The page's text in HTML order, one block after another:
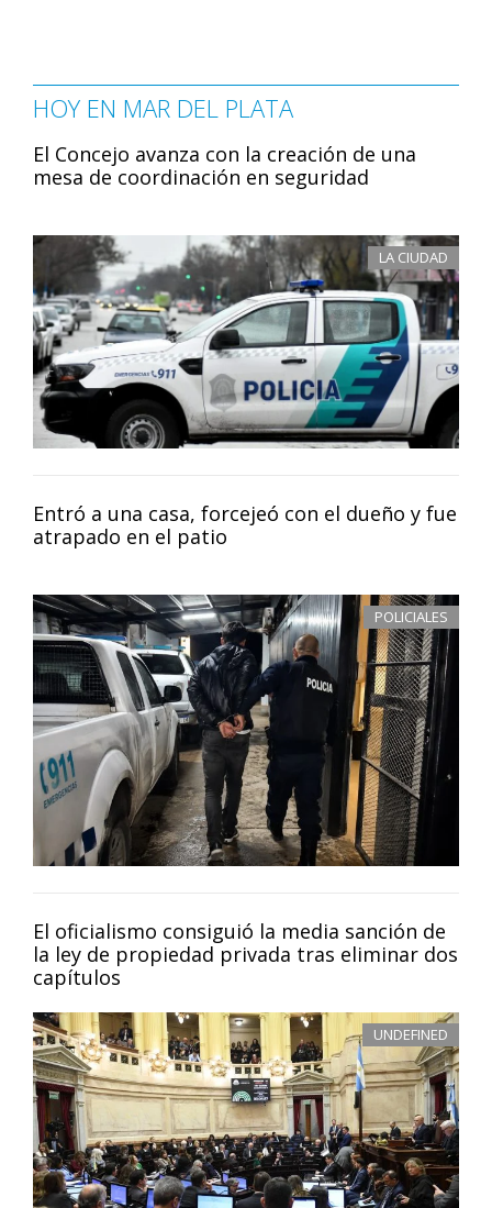
HOY EN MAR DEL PLATA
El Concejo avanza con la creación de una
mesa de coordinación en seguridad
LA CIUDAD
Entró a una casa, forcejeó con el dueño y fue
atrapado en el patio
POLICIALES
El oficialismo consiguió la media sanción de
la ley de propiedad privada tras eliminar dos
capítulos
UNDEFINED